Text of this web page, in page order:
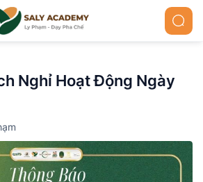
Nghỉ Hoạt Động Ngày